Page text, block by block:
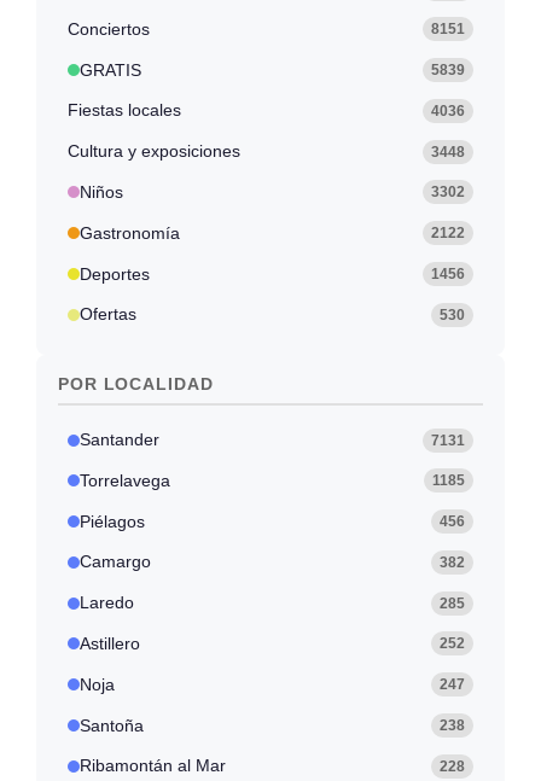
Conciertos 8151
GRATIS 5839
Fiestas locales 4036
Cultura y exposiciones 3448
Niños 3302
Gastronomía 2122
Deportes 1456
Ofertas 530
POR LOCALIDAD
Santander 7131
Torrelavega 1185
Piélagos 456
Camargo 382
Laredo 285
Astillero 252
Noja 247
Santoña 238
Ribamontán al Mar 228